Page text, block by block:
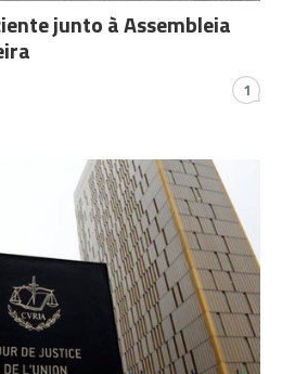
junto à Assembleia
1